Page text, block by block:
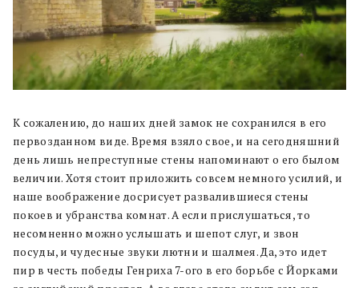
К сожалению, до наших дней замок не сохранился в его
первозданном виде. Время взяло свое, и на сегодняшний
день лишь непреступные стены напоминают о его былом
величии. Хотя стоит приложить совсем немного усилий, и
наше воображение досрисует развалившиеся стены
покоев и убранства комнат. А если прислушаться, то
несомненно можно услышать и шепот слуг, и звон
посуды, и чудесные звуки лютни и шалмея. Да, это идет
пир в честь победы Генриха 7-ого в его борьбе с Йорками